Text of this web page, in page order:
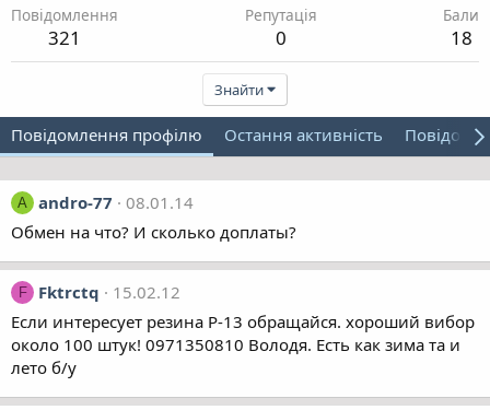
Повідомлення
321
Репутація
0
Бали
18
Знайти
Повідомлення профілю Остання активність
A andro-77
08.01.14
Обмен на что? И сколько доплаты?
F Fktrctq
15.02.12
Если интересует резина Р-13 обращайся. хороший вибор
около 100 штук! 0971350810 Володя. Есть как зима та и
лето б/у